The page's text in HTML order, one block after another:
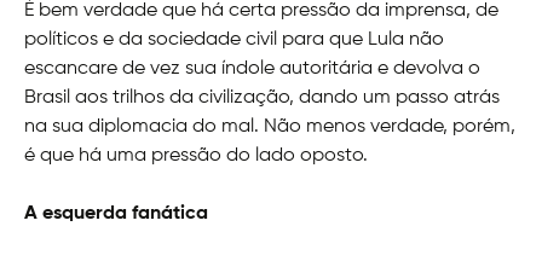
É bem verdade que há certa pressão da imprensa, de
políticos e da sociedade civil para que Lula não
escancare de vez sua índole autoritária e devolva o
Brasil aos trilhos da civilização, dando um passo atrás
na sua diplomacia do mal. Não menos verdade, porém,
é que há uma pressão do lado oposto.
A esquerda fanática